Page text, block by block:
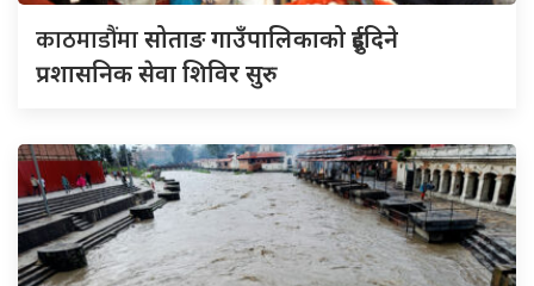
काठमाडौंमासोताङ गाउँपालिकाको दुईदिने
प्रशासनिक सेवा शिविर सुरु